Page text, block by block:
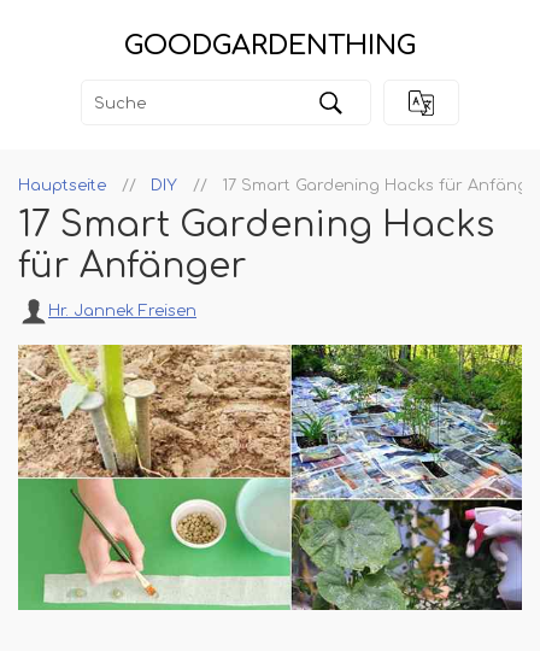
GOODGARDENTHING
Hauptseite DIY 17 Smart Gardening Hacks für
17 Smart Gardening Hacks
für Anfänger
Hr. Jannek Freisen